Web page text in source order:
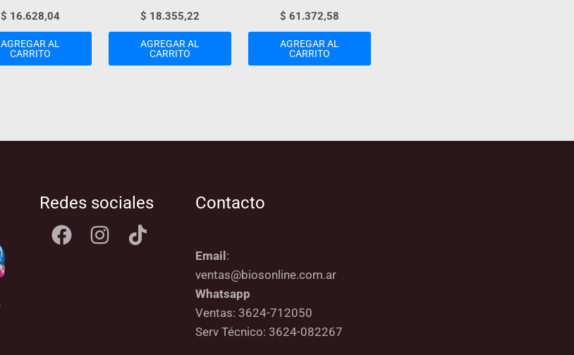
$ 16.628,04
AGREGAR AL
CARRITO
$ 18.355,22
AGREGAR AL
CARRITO
$ 61.372,58
AGREGAR AL
CARRITO
Redes sociales Contacto
Email:
ventas@biosonline.com.ar
Whatsapp
Ventas: 3624-712050
Serv Técnico: 3624-082267